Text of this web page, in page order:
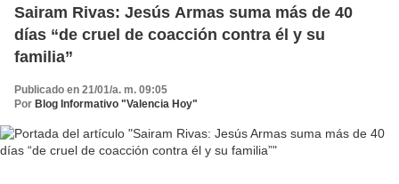
Sairam Rivas: Jesús Armas suma más de 40
días “de cruel de coacción contra él y su
familia”
Publicado en 21/01/a. m. 09:05
Por Blog Informativo "Valencia Hoy"